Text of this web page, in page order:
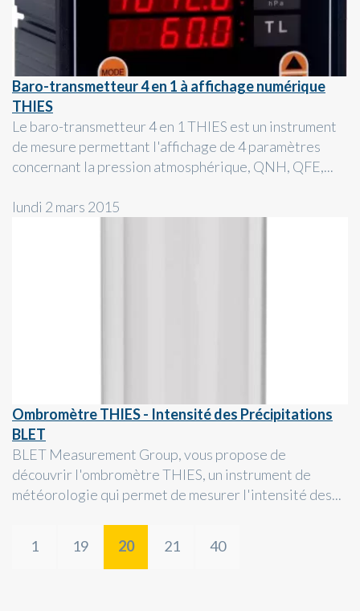
Baro-transmetteur 4 en 1 à affichage numérique
THIES
Le baro-transmetteur 4 en 1 THIES est un instrument
de mesure permettant l'affichage de 4 paramètres
concernant la pression atmosphérique, QNH, QFE,...
lundi 2 mars 2015
Ombromètre THIES - Intensité des Précipitations
BLET
BLET Measurement Group, vous propose de
découvrir l'ombromètre THIES, un instrument de
météorologie qui permet de mesurer l'intensité des...
1 19 20 21 40